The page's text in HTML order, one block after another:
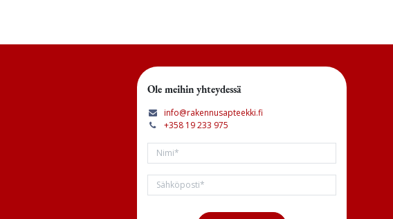
Ole meihin yhteydessä
info@rakennusapteekki.fi
+358 19 233 975